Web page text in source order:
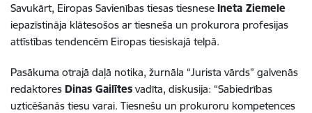
Savukārt, Eiropas Savienības tiesas tiesnese Ineta Ziemele
iepazīstināja klātesošos ar tiesneša un prokurora profesijas
attīstības tendencēm Eiropas tiesiskajā telpā.
Pasākuma otrajā daļā notika, žurnāla “Jurista vārds” galvenās
redaktores Dinas Gailītes vadīta, diskusija: “Sabiedrības
uzticēšanās tiesu varai. Tiesnešu un prokuroru kompetences